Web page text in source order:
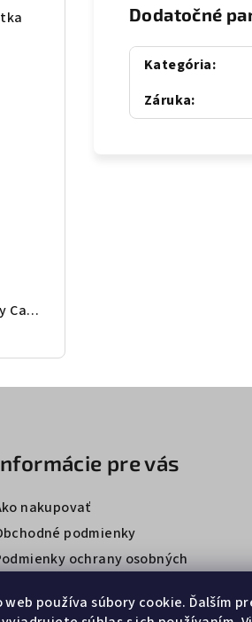
web používa súbory cookie. Ďalším
Samsung SET WindFree™ 1-Way Cassette + Dekoračný panel - vnútorná jednotka
Dodatočné
Kategória:
Záruka:
pre vás
nakupovať
podmienky
ochrany osobných